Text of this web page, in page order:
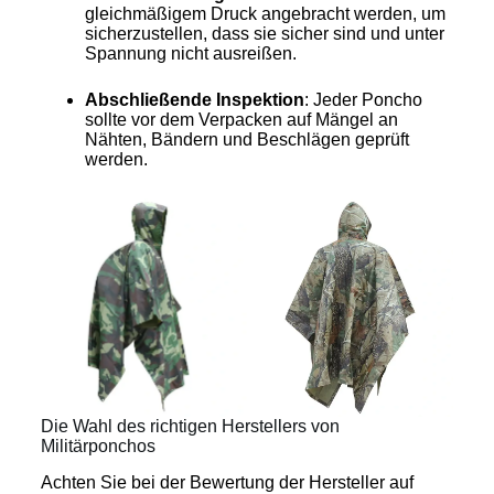
gleichmäßigem Druck angebracht werden, um
sicherzustellen, dass sie sicher sind und unter
Spannung nicht ausreißen.
Abschließende Inspektion: Jeder Poncho
sollte vor dem Verpacken auf Mängel an
Nähten, Bändern und Beschlägen geprüft
werden.
Die Wahl des richtigen Herstellers von
Militärponchos
Achten Sie bei der Bewertung der Hersteller auf